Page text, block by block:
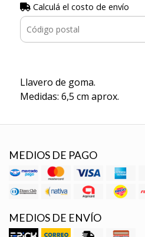
Calculá el costo de envío
Llavero de goma.
Medidas: 6,5 cm aprox.
MEDIOS DE PAGO
MEDIOS DE ENVÍO